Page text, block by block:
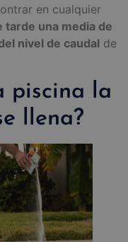
en cualquier
tarde una media de
nivel de caudal de
piscina la
llena?